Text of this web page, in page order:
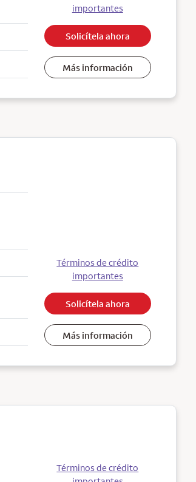
importantes
Solicítela ahora
Más información
Términos de crédito
importantes
Solicítela ahora
Más información
Términos de crédito